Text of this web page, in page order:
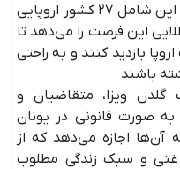
کشور‌های حوزه شنگن است. این شامل ۲۷ کشور اروپایی
این فرصت را می‌دهد تا
بازدید کنند و به راحتی
باشند
گلدن ویزا، متقاضیان و
به صورت قانونی در یونان
آن‌ها اجازه می‌دهد که از
غنی و سبک زندگی مطلوب